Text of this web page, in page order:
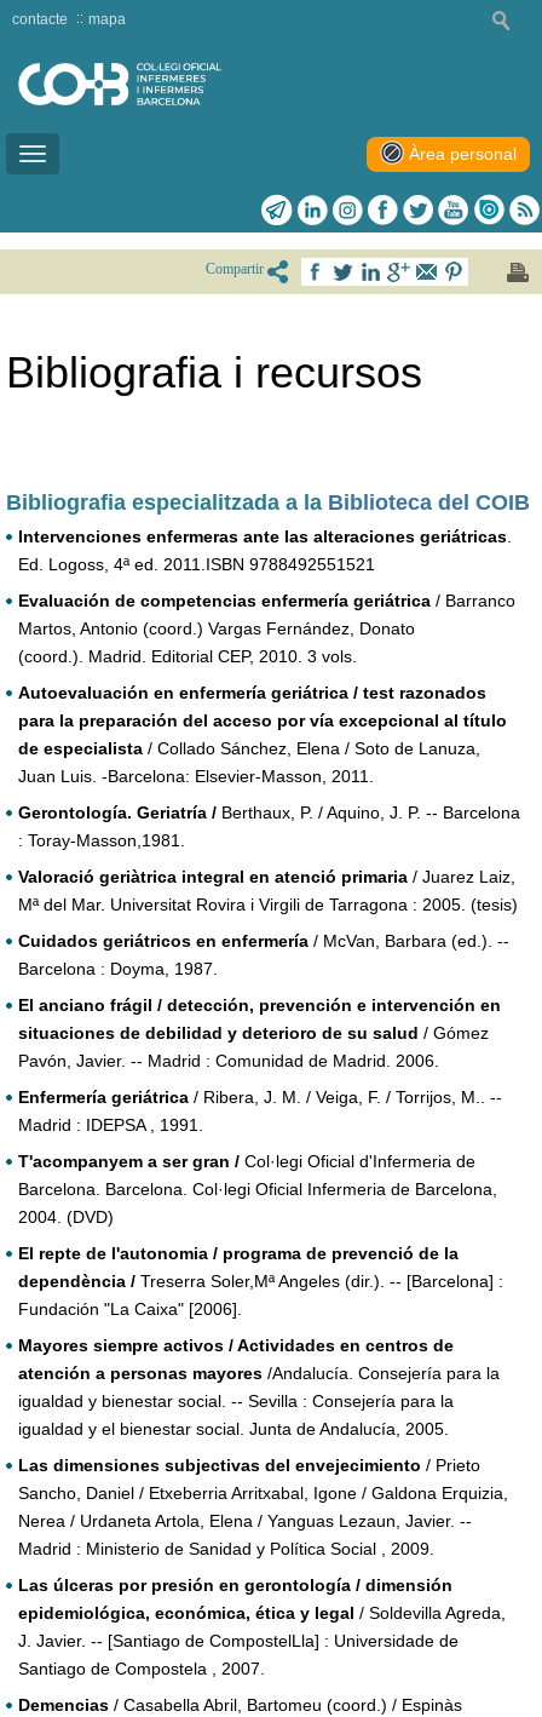
Toggle
contacte mapa
Àrea personal
Compartir
Bibliografia i recursos
Bibliografia especialitzada a la Biblioteca del COIB
Intervenciones enfermeras ante las alteraciones geriátricas.
Ed. Logoss, 4ª ed. 2011.ISBN 9788492551521
Evaluación de competencias enfermería geriátrica / Barranco
Martos, Antonio (coord.) Vargas Fernández, Donato
(coord.). Madrid. Editorial CEP, 2010. 3 vols.
Autoevaluación en enfermería geriátrica / test razonados
para la preparación del acceso por vía excepcional al título
de especialista / Collado Sánchez, Elena / Soto de Lanuza,
Juan Luis. -Barcelona: Elsevier-Masson, 2011.
Gerontología. Geriatría / Berthaux, P. / Aquino, J. P. -- Barcelona
: Toray-Masson,1981.
Valoració geriàtrica integral en atenció primaria / Juarez Laiz,
Mª del Mar. Universitat Rovira i Virgili de Tarragona : 2005. (tesis)
Cuidados geriátricos en enfermería / McVan, Barbara (ed.). --
Barcelona : Doyma, 1987.
El anciano frágil / detección, prevención e intervención en
situaciones de debilidad y deterioro de su salud / Gómez
Pavón, Javier. -- Madrid : Comunidad de Madrid. 2006.
Enfermería geriátrica / Ribera, J. M. / Veiga, F. / Torrijos, M.. --
Madrid : IDEPSA , 1991.
T'acompanyem a ser gran / Col·legi Oficial d'Infermeria de
Barcelona. Barcelona. Col·legi Oficial Infermeria de Barcelona,
2004. (DVD)
El repte de l'autonomia / programa de prevenció de la
dependència / Treserra Soler,Mª Angeles (dir.). -- [Barcelona] :
Fundación "La Caixa" [2006].
Mayores siempre activos / Actividades en centros de
atención a personas mayores /Andalucía. Consejería para la
igualdad y bienestar social. -- Sevilla : Consejería para la
igualdad y el bienestar social. Junta de Andalucía, 2005.
Las dimensiones subjectivas del envejecimiento / Prieto
Sancho, Daniel / Etxeberria Arritxabal, Igone / Galdona Erquizia,
Nerea / Urdaneta Artola, Elena / Yanguas Lezaun, Javier. --
Madrid : Ministerio de Sanidad y Política Social , 2009.
Las úlceras por presión en gerontología / dimensión
epidemiológica, económica, ética y legal / Soldevilla Agreda,
J. Javier. -- [Santiago de CompostelLla] : Universidade de
Santiago de Compostela , 2007.
Demencias / Casabella Abril, Bartomeu (coord.) / Espinàs